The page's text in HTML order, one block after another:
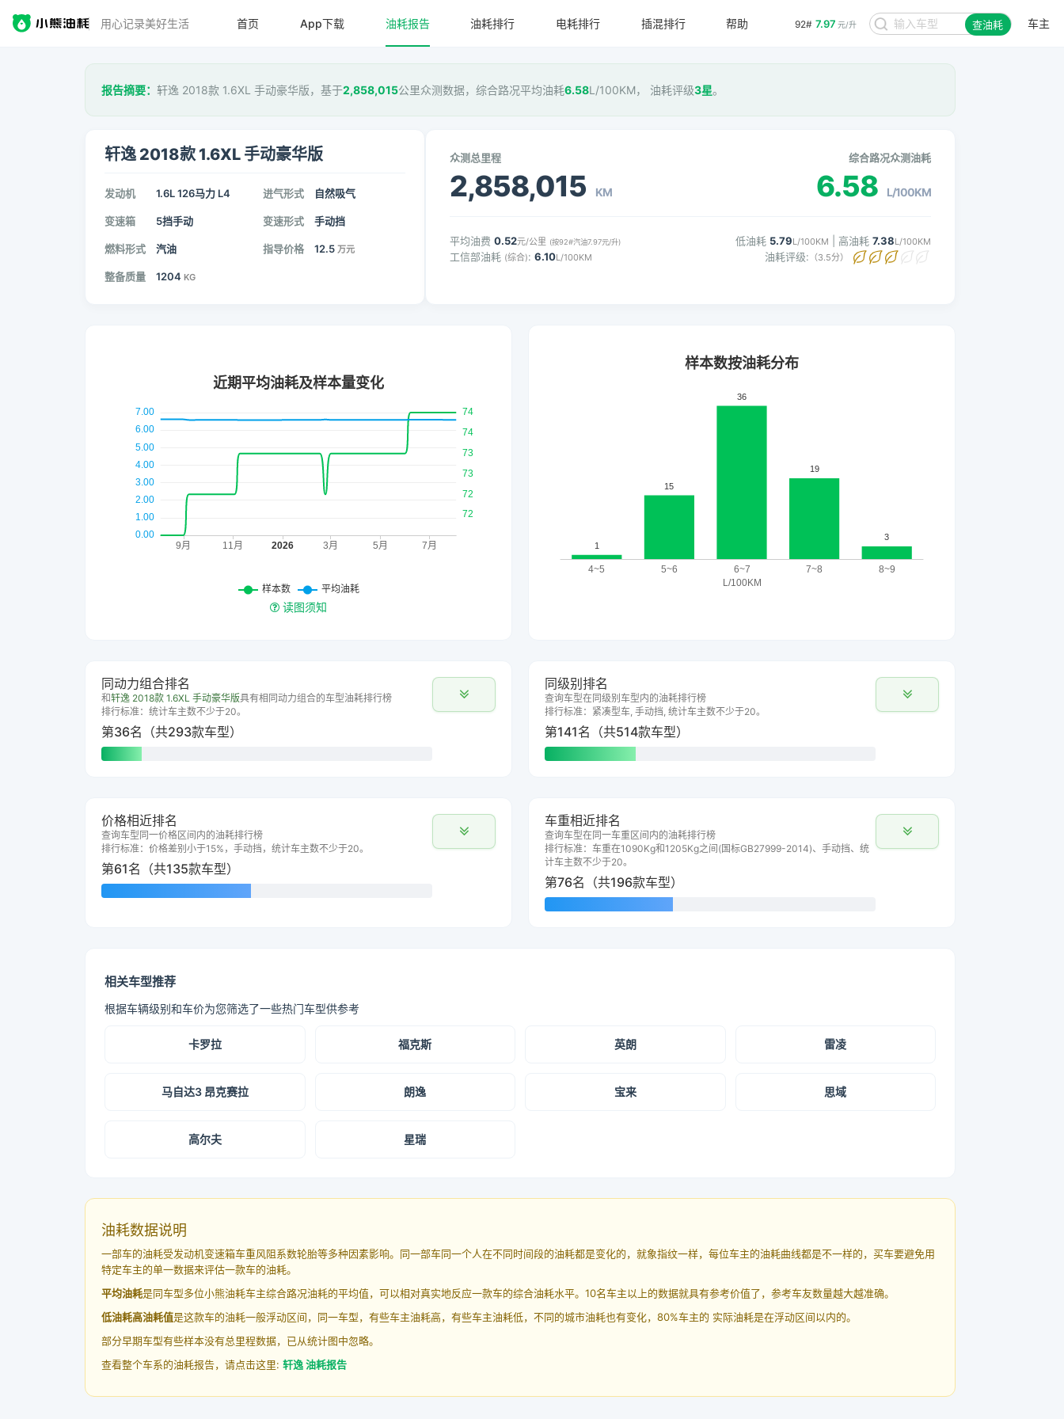
用心记录美好生活 92# 7.97 元/升 查油耗 车主
首页 App下载 油耗报告 油耗排行 电耗排行 插混排行 帮助
报告摘要： 轩逸 2018款 1.6XL 手动豪华版，基于2,858,015公里众测数据，综合路况平均油耗6.58L/100KM， 油耗评级3星。
轩逸 2018款 1.6XL 手动豪华版
发动机 1.6L 126马力 L4 进气形式 自然吸气
变速箱 5挡手动 变速形式 手动挡
燃料形式 汽油 指导价格 12.5 万元
整备质量 1204 KG
众测总里程
2,858,015 KM
综合路况众测油耗
6.58 L/100KM
平均油费 0.52元/公里 (按92#汽油7.97元/升)
工信部油耗 (综合): 6.10L/100KM
低油耗 5.79L/100KM | 高油耗 7.38L/100KM
油耗评级: （3.5分）
读图须知
同动力组合排名
和轩逸 2018款 1.6XL 手动豪华版具有相同动力组合的车型油耗排行榜
排行标准：统计车主数不少于20。
第36名（共293款车型）
同级别排名
查询车型在同级别车型内的油耗排行榜
排行标准：紧凑型车, 手动挡, 统计车主数不少于20。
第141名（共514款车型）
价格相近排名
查询车型同一价格区间内的油耗排行榜
排行标准：价格差别小于15%，手动挡，统计车主数不少于20。
第61名（共135款车型）
车重相近排名
查询车型在同一车重区间内的油耗排行榜
排行标准：车重在1090Kg和1205Kg之间(国标GB27999-2014)、手动挡、统
计车主数不少于20。
第76名（共196款车型）
相关车型推荐
根据车辆级别和车价为您筛选了一些热门车型供参考
卡罗拉 福克斯 英朗 雷凌
马自达3 昂克赛拉 朗逸 宝来 思域
高尔夫 星瑞
油耗数据说明
一部车的油耗受发动机变速箱车重风阻系数轮胎等多种因素影响。同一部车同一个人在不同时间段的油耗都是变化的，就象指纹一样，每位车主的油耗曲线都是不一样的，买车要避免用
特定车主的单一数据来评估一款车的油耗。
平均油耗是同车型多位小熊油耗车主综合路况油耗的平均值，可以相对真实地反应一款车的综合油耗水平。10名车主以上的数据就具有参考价值了，参考车友数量越大越准确。
低油耗高油耗值是这款车的油耗一般浮动区间，同一车型，有些车主油耗高，有些车主油耗低，不同的城市油耗也有变化，80%车主的 实际油耗是在浮动区间以内的。
部分早期车型有些样本没有总里程数据，已从统计图中忽略。
查看整个车系的油耗报告，请点击这里: 轩逸 油耗报告